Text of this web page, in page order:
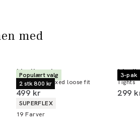
med
Populært valg
2 stk 800 kr
Lindbergh
Chinos | Relaxed loose fit
I alt (inkl. rabat)
499 kr
Produkt egenskaber
SUPERFLEX
19 Farver
3-pak
Tights
I alt
299